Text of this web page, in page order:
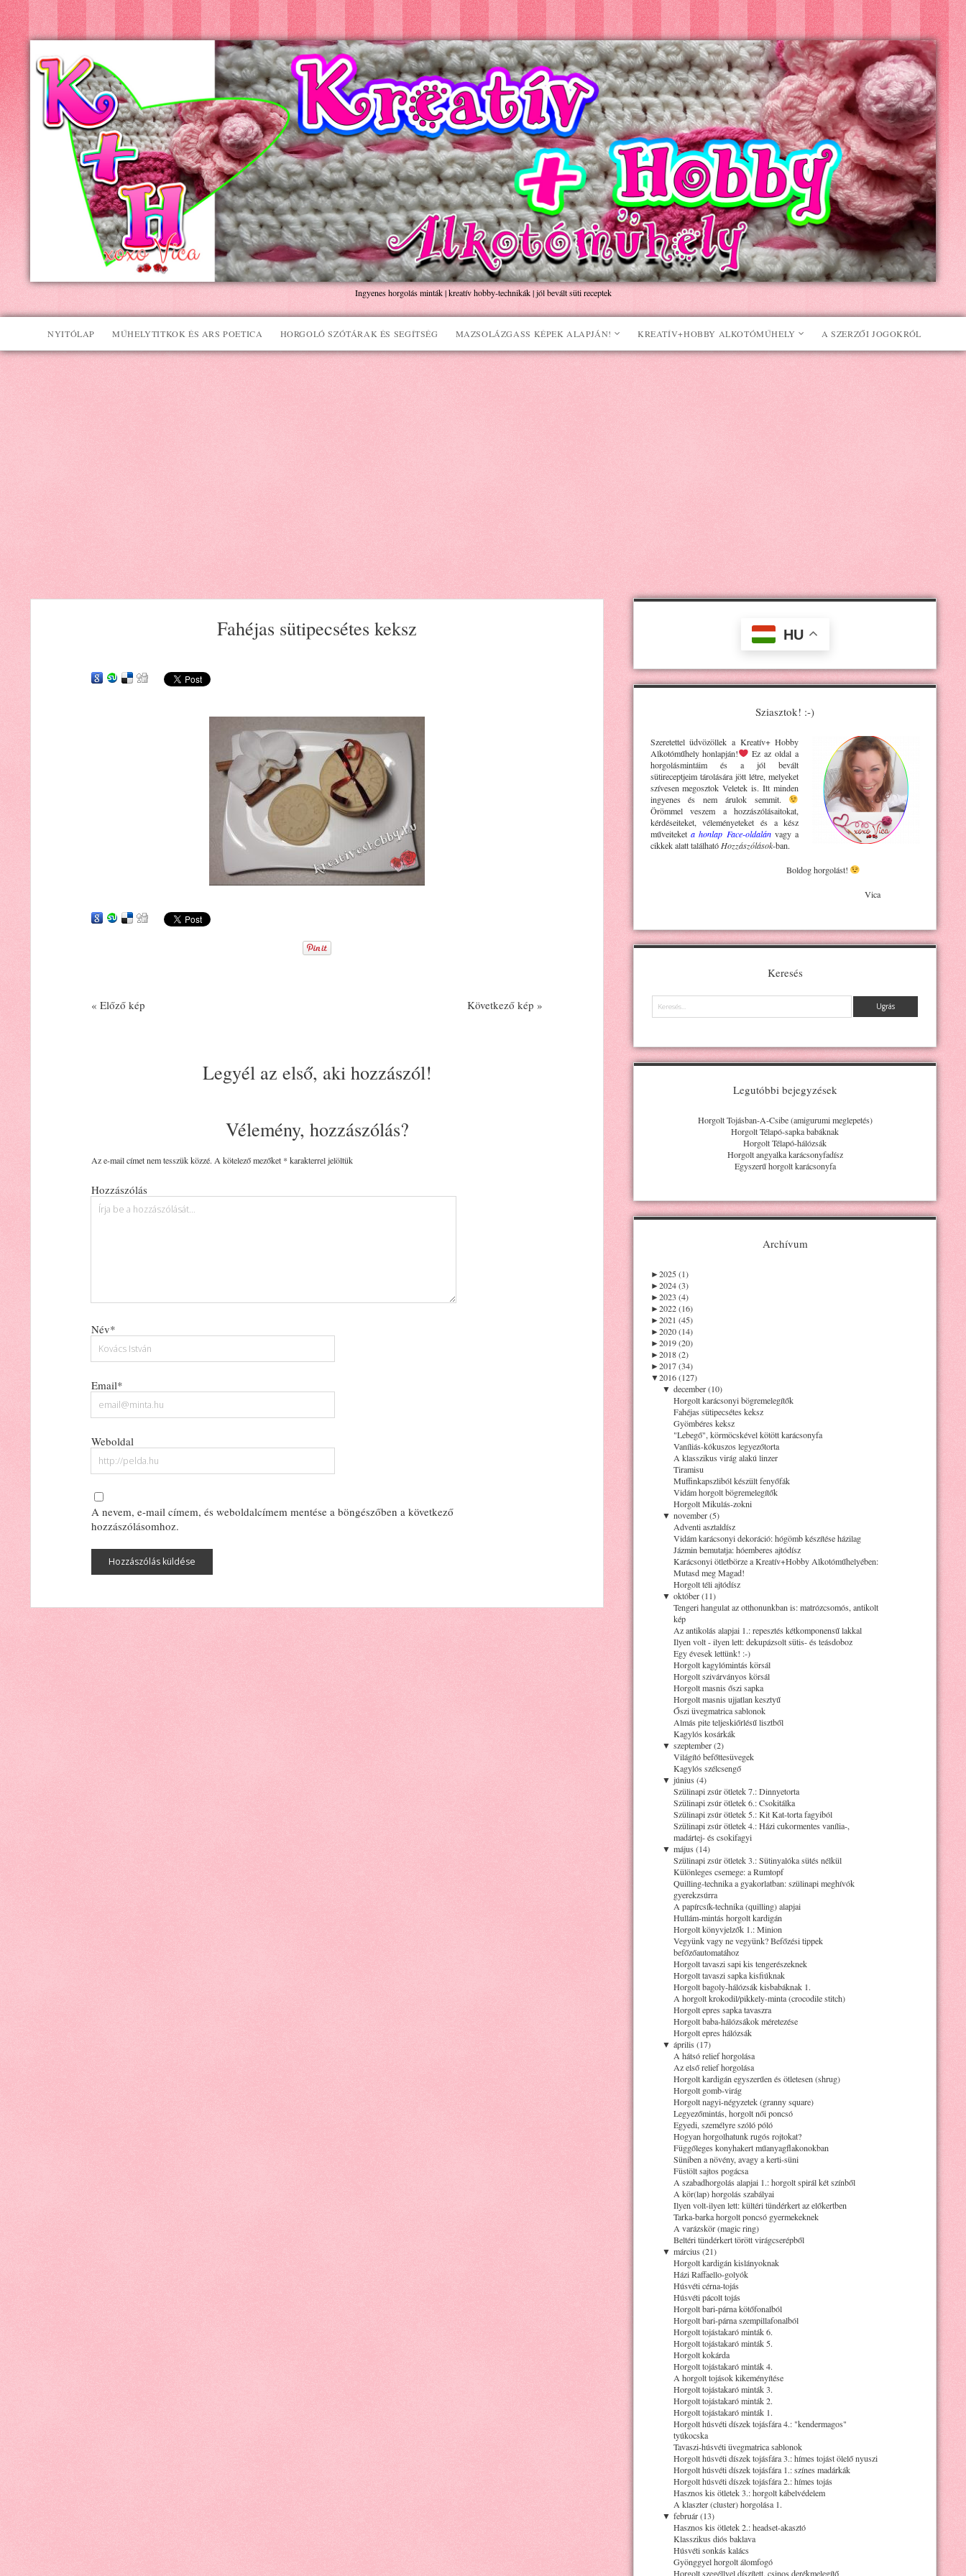
Kreatív+Hobby
Alkotóműhely
Ingyenes horgolás minták | kreatív hobby-technikák | jól bevált süti receptek
NYITÓLAP MŰHELYTITKOK ÉS ARS POETICA HORGOLÓ SZÓTÁRAK ÉS SEGÍTSÉG MAZSOLÁZGASS KÉPEK ALAPJÁN! KREATÍV+HOBBY ALKOTÓMŰHELY A SZERZŐI JOGOKRÓL
Fahéjas sütipecsétes keksz
« Előző kép Következő kép »
Legyél az első, aki hozzászól!
Vélemény, hozzászólás?
Az e-mail címet nem tesszük közzé. A kötelező mezőket * karakterrel jelöltük
Hozzászólás
Név*
Email*
Weboldal
A nevem, e-mail címem, és weboldalcímem mentése a böngészőben a következő
hozzászólásomhoz.
HU
Sziasztok! :-)
Szeretettel üdvözöllek a Kreatív+ Hobby
Alkotóműhelyhonlapján!
Ez az oldal a
horgolásmintáim és a jól bevált
sütireceptjeim tárolására jött létre, melyeket
szívesen megosztok Veletek is. Itt minden
ingyenes és nem árulok semmit.
Örömmel veszem a hozzászólásaitokat,
kérdéseiteket, véleményeteket és a kész
műveiteket a honlap Face-oldalánvagy a
cikkek alatt található Hozzászólások-ban.
Boldog horgolást!
Vica
Keresés
Keresés
Legutóbbi bejegyzések
Horgolt Tojásban-A-Csibe (amigurumi meglepetés)
Horgolt Télapó-sapka babáknak
Horgolt Télapó-hálózsák
Horgolt angyalka karácsonyfadísz
Egyszerű horgolt karácsonyfa
Archívum
►2025 (1)
►2024 (3)
►2023 (4)
►2022 (16)
►2021 (45)
►2020 (14)
►2019 (20)
►2018 (2)
►2017 (34)
▼2016 (127)
▼ december (10)
Horgolt karácsonyi bögremelegítők
Fahéjas sütipecsétes keksz
Gyömbéres keksz
"Lebegő", körmöcskével kötött karácsonyfa
Vaníliás-kókuszos legyezőtorta
A klasszikus virág alakú linzer
Tiramisu
Muffinkapszliból készült fenyőfák
Vidám horgolt bögremelegítők
Horgolt Mikulás-zokni
▼ november (5)
Adventi asztaldísz
Vidám karácsonyi dekoráció: hógömb készítése házilag
Jázmin bemutatja: hóemberes ajtódísz
Karácsonyi ötletbörze a Kreatív+Hobby Alkotóműhelyében:
Mutasd meg Magad!
Horgolt téli ajtódísz
▼ október (11)
Tengeri hangulat az otthonunkban is: matrózcsomós, antikolt
kép
Az antikolás alapjai 1.: repesztés kétkomponensű lakkal
Ilyen volt - ilyen lett: dekupázsolt sütis- és teásdoboz
Egy évesek lettünk! :-)
Horgolt kagylómintás körsál
Horgolt szivárványos körsál
Horgolt masnis őszi sapka
Horgolt masnis ujjatlan kesztyű
Őszi üvegmatrica sablonok
Almás pite teljeskiőrlésű lisztből
Kagylós kosárkák
▼ szeptember (2)
Világító befőttesüvegek
Kagylós szélcsengő
▼ június (4)
Szülinapi zsúr ötletek 7.: Dinnyetorta
Szülinapi zsúr ötletek 6.: Csokitálka
Szülinapi zsúr ötletek 5.: Kit Kat-torta fagyiból
Szülinapi zsúr ötletek 4.: Házi cukormentes vanília-,
madártej- és csokifagyi
▼ május (14)
Szülinapi zsúr ötletek 3.: Sütinyalóka sütés nélkül
Különleges csemege: a Rumtopf
Quilling-technika a gyakorlatban: szülinapi meghívók
gyerekzsúrra
A papírcsík-technika (quilling) alapjai
Hullám-mintás horgolt kardigán
Horgolt könyvjelzők 1.: Minion
Vegyünk vagy ne vegyünk? Befőzési tippek
befőzőautomatához
Horgolt tavaszi sapi kis tengerészeknek
Horgolt tavaszi sapka kisfiúknak
Horgolt bagoly-hálózsák kisbabáknak 1.
A horgolt krokodil/pikkely-minta (crocodile stitch)
Horgolt epres sapka tavaszra
Horgolt baba-hálózsákok méretezése
Horgolt epres hálózsák
▼ április (17)
A hátsó relief horgolása
Az első relief horgolása
Horgolt kardigán egyszerűen és ötletesen (shrug)
Horgolt gomb-virág
Horgolt nagyi-négyzetek (granny square)
Legyezőmintás, horgolt női poncsó
Egyedi, személyre szóló póló
Hogyan horgolhatunk rugós rojtokat?
Függőleges konyhakert műanyagflakonokban
Süniben a növény, avagy a kerti-süni
Füstölt sajtos pogácsa
A szabadhorgolás alapjai 1.: horgolt spirál két színből
A kör(lap) horgolás szabályai
Ilyen volt-ilyen lett: kültéri tündérkert az előkertben
Tarka-barka horgolt poncsó gyermekeknek
A varázskör (magic ring)
Beltéri tündérkert törött virágcserépből
▼ március (21)
Horgolt kardigán kislányoknak
Házi Raffaello-golyók
Húsvéti cérna-tojás
Húsvéti pácolt tojás
Horgolt bari-párna kötőfonalból
Horgolt bari-párna szempillafonalból
Horgolt tojástakaró minták 6.
Horgolt tojástakaró minták 5.
Horgolt kokárda
Horgolt tojástakaró minták 4.
A horgolt tojások kikeményítése
Horgolt tojástakaró minták 3.
Horgolt tojástakaró minták 2.
Horgolt tojástakaró minták 1.
Horgolt húsvéti díszek tojásfára 4.: "kendermagos"
tyúkocska
Tavaszi-húsvéti üvegmatrica sablonok
Horgolt húsvéti díszek tojásfára 3.: hímes tojást ölelő nyuszi
Horgolt húsvéti díszek tojásfára 1.: színes madárkák
Horgolt húsvéti díszek tojásfára 2.: hímes tojás
Hasznos kis ötletek 3.: horgolt kábelvédelem
A klaszter (cluster) horgolása 1.
▼ február (13)
Hasznos kis ötletek 2.: headset-akasztó
Klasszikus diós baklava
Húsvéti sonkás kalács
Gyönggyel horgolt álomfogó
Horgolt szegéllyel díszített, csinos derékmelegítő